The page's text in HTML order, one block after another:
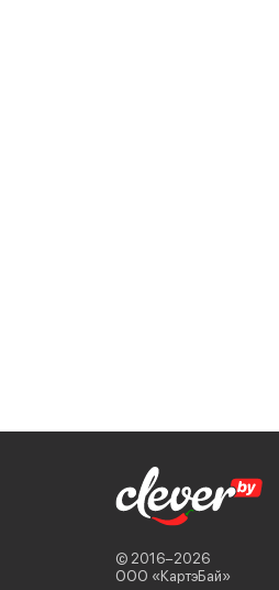
© 2016−2026
ООО «КартэБай»